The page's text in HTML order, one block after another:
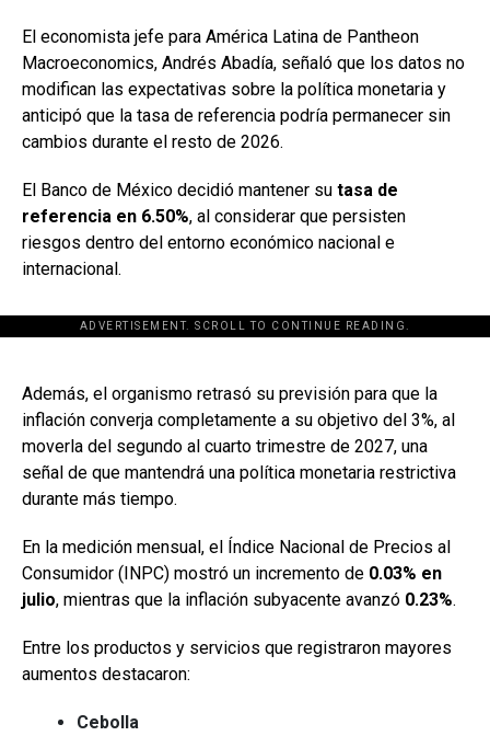
El economista jefe para América Latina de Pantheon
Macroeconomics, Andrés Abadía, señaló que los datos no
modifican las expectativas sobre la política monetaria y
anticipó que la tasa de referencia podría permanecer sin
cambios durante el resto de 2026.
El Banco de México decidió mantener su tasa de
referencia en 6.50%, al considerar que persisten
riesgos dentro del entorno económico nacional e
internacional.
ADVERTISEMENT. SCROLL TO CONTINUE READING.
[adsforwp id="243463"]
Además, el organismo retrasó su previsión para que la
inflación converja completamente a su objetivo del 3%, al
moverla del segundo al cuarto trimestre de 2027, una
señal de que mantendrá una política monetaria restrictiva
durante más tiempo.
En la medición mensual, el Índice Nacional de Precios al
Consumidor (INPC) mostró un incremento de 0.03% en
julio, mientras que la inflación subyacente avanzó 0.23%.
Entre los productos y servicios que registraron mayores
aumentos destacaron:
Cebolla